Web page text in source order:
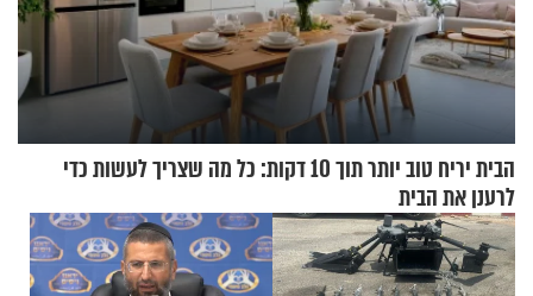
הבית יריח טוב יותר תוך 10 דקות: כל מה שצריך לעשות כדי
לרענן את הבית